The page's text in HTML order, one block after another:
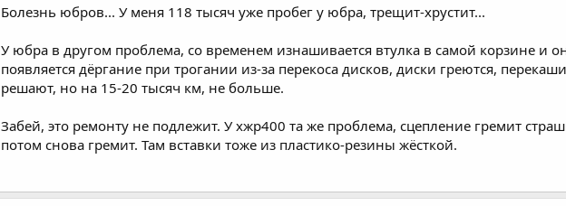
Болезнь юбров... У меня 118 тысяч уже пробег у юбра, трещит-хрустит...
У юбра в другом проблема, со временем изнашивается втулка в самой корзине и
появляется дёргание при трогании из-за перекоса дисков, диски греются,
решают, но на 15-20 тысяч км, не больше.
Забей, это ремонту не подлежит. У хжр400 та же проблема, сцепление гремит
потом снова гремит. Там вставки тоже из пластико-резины жёсткой.